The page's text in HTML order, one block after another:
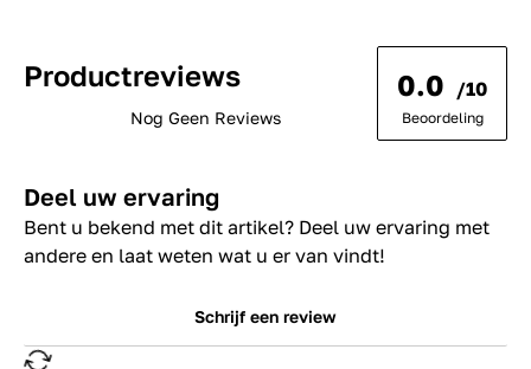
Productreviews
Nog Geen Reviews
0.0 /10
Beoordeling
Deel uw ervaring
Bent u bekend met dit artikel? Deel uw ervaring met
andere en laat weten wat u er van vindt!
Schrijf een review